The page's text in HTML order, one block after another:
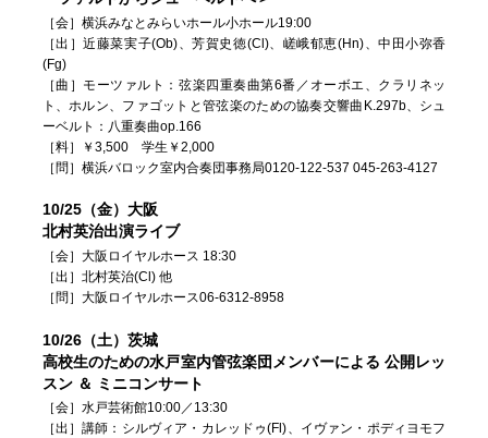
［会］横浜みなとみらいホール小ホール19:00
［出］近藤菜実子(Ob)、芳賀史徳(Cl)、嵯峨郁恵(Hn)、中田小弥香
(Fg)
［曲］モーツァルト：弦楽四重奏曲第6番／オーボエ、クラリネッ
ト、ホルン、ファゴットと管弦楽のための協奏交響曲K.297b、シュ
ーベルト：八重奏曲op.166
［料］￥3,500 学生￥2,000
［問］横浜バロック室内合奏団事務局0120-122-537 045-263-4127
10/25（金）大阪
北村英治出演ライブ
［会］大阪ロイヤルホース 18:30
［出］北村英治(Cl) 他
［問］大阪ロイヤルホース06-6312-8958
10/26（土）茨城
高校生のための水戸室内管弦楽団メンバーによる 公開レッ
スン ＆ ミニコンサート
［会］水戸芸術館10:00／13:30
［出］講師：シルヴィア・カレッドゥ(Fl)、イヴァン・ポディヨモフ